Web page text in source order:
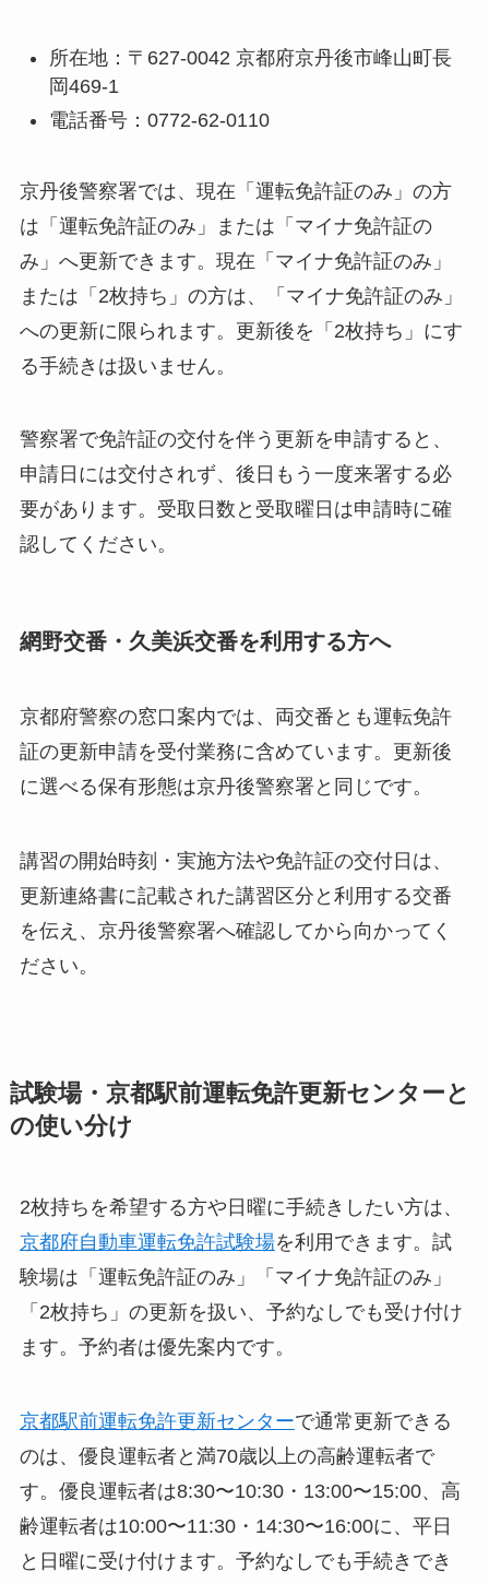
所在地：〒627-0042 京都府京丹後市峰山町長
岡469-1
電話番号：0772-62-0110
京丹後警察署では、現在「運転免許証のみ」の方
は「運転免許証のみ」または「マイナ免許証の
み」へ更新できます。現在「マイナ免許証のみ」
または「2枚持ち」の方は、「マイナ免許証のみ」
への更新に限られます。更新後を「2枚持ち」にす
る手続きは扱いません。
警察署で免許証の交付を伴う更新を申請すると、
申請日には交付されず、後日もう一度来署する必
要があります。受取日数と受取曜日は申請時に確
認してください。
網野交番・久美浜交番を利用する方へ
京都府警察の窓口案内では、両交番とも運転免許
証の更新申請を受付業務に含めています。更新後
に選べる保有形態は京丹後警察署と同じです。
講習の開始時刻・実施方法や免許証の交付日は、
更新連絡書に記載された講習区分と利用する交番
を伝え、京丹後警察署へ確認してから向かってく
ださい。
試験場・京都駅前運転免許更新センターと
の使い分け
2枚持ちを希望する方や日曜に手続きしたい方は、
京都府自動車運転免許試験場を利用できます。試
験場は「運転免許証のみ」「マイナ免許証のみ」
「2枚持ち」の更新を扱い、予約なしでも受け付け
ます。予約者は優先案内です。
京都駅前運転免許更新センターで通常更新できる
のは、優良運転者と満70歳以上の高齢運転者で
す。優良運転者は8:30〜10:30・13:00〜15:00、高
齢運転者は10:00〜11:30・14:30〜16:00に、平日
と日曜に受け付けます。予約なしでも手続きでき